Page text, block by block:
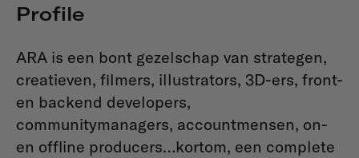
Profile
ARA is een bont gezelschap van strategen,
creatieven, filmers, illustrators, 3D-ers, front-
en backend developers,
communitymanagers, accountmensen, on-
en offline producers…kortom, een complete